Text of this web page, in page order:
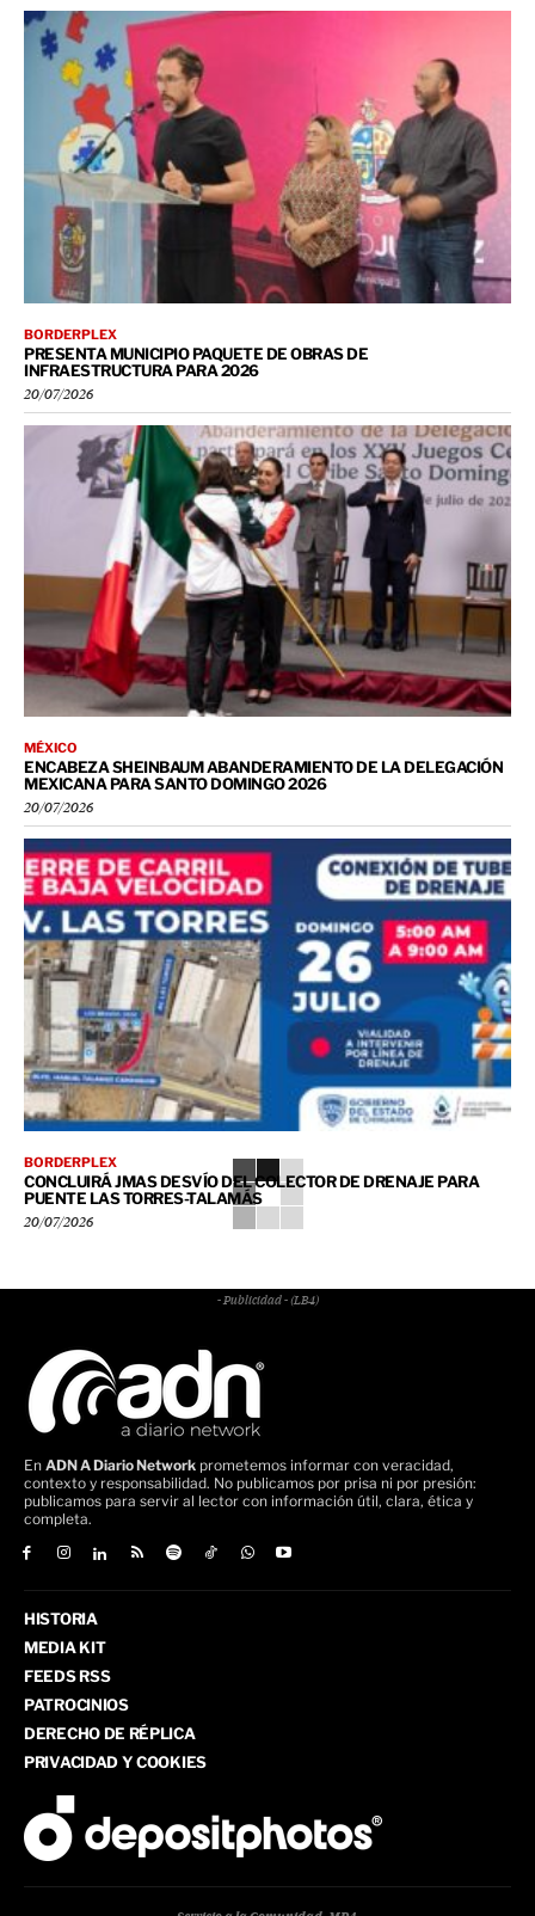
BORDERPLEX
PRESENTA MUNICIPIO PAQUETE DE OBRAS DE
INFRAESTRUCTURA PARA 2026
20/07/2026
MÉXICO
ENCABEZA SHEINBAUM ABANDERAMIENTO DE LA DELEGACIÓN
MEXICANA PARA SANTO DOMINGO 2026
20/07/2026
BORDERPLEX
CONCLUIRÁ JMAS DESVÍO DEL COLECTOR DE DRENAJE PARA
PUENTE LAS TORRES-TALAMÁS
20/07/2026
- Publicidad - (LB4)
En ADN A Diario Network prometemos informar con veracidad,
contexto y responsabilidad. No publicamos por prisa ni por presión:
publicamos para servir al lector con información útil, clara, ética y
completa.
HISTORIA
MEDIA KIT
FEEDS RSS
PATROCINIOS
DERECHO DE RÉPLICA
PRIVACIDAD Y COOKIES